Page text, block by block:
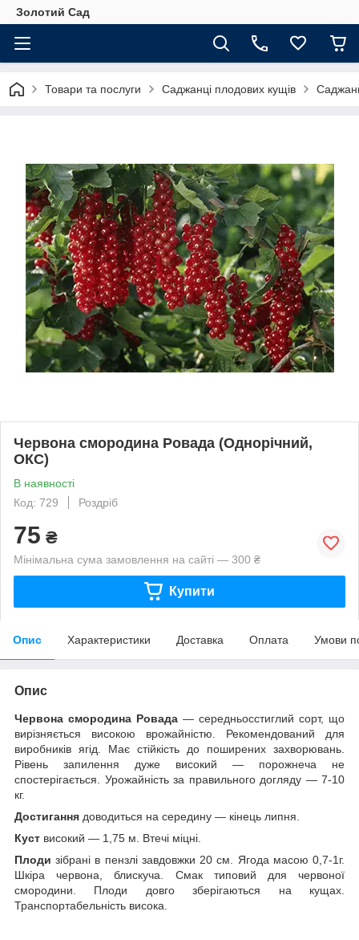
Золотий Сад
Товари та послуги Саджанці плодових кущів
Червона смородина Ровада (Однорічний,
ОКС)
В наявності
Код: 729
Роздріб
75 ₴
Мінімальна сума замовлення на сайті — 300 ₴
Купити
Опис Характеристики Доставка Оплата Умови
Опис
Червона смородина Ровада — середньосстиглий сорт, що
вирізняється високою врожайністю. Рекомендований для
виробників ягід. Має стійкість до поширених захворювань.
Рівень запилення дуже високий — порожнеча не
спостерігається. Урожайність за правильного догляду — 7-10
кг.
Достигання доводиться на середину — кінець липня.
Куст високий — 1,75 м. Втечі міцні.
Плоди зібрані в пензлі завдовжки 20 см. Ягода масою 0,7-1г.
Шкіра червона, блискуча. Смак типовий для червоної
смородини. Плоди довго зберігаються на кущах.
Транспортабельність висока.